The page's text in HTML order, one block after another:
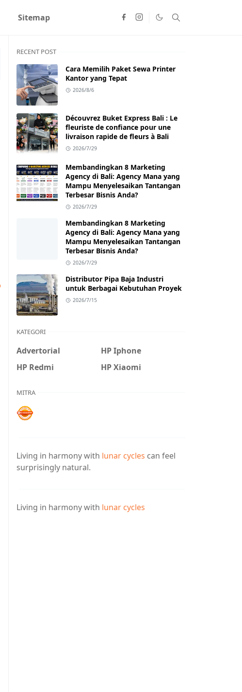
Sitemap
RECENT POST
Cara Memilih Paket Sewa Printer
Kantor yang Tepat
2026/8/6
Découvrez Buket Express Bali : Le
fleuriste de confiance pour une
livraison rapide de fleurs à Bali
2026/7/29
Membandingkan 8 Marketing
Agency di Bali: Agency Mana yang
Mampu Menyelesaikan Tantangan
Terbesar Bisnis Anda?
2026/7/29
Membandingkan 8 Marketing
Agency di Bali: Agency Mana yang
Mampu Menyelesaikan Tantangan
Terbesar Bisnis Anda?
2026/7/29
Distributor Pipa Baja Industri
untuk Berbagai Kebutuhan Proyek
2026/7/15
KATEGORI
Advertorial
HP Iphone
HP Redmi
HP Xiaomi
MITRA
Living in harmony with lunar cycles can feel
surprisingly natural.
Living in harmony with lunar cycles